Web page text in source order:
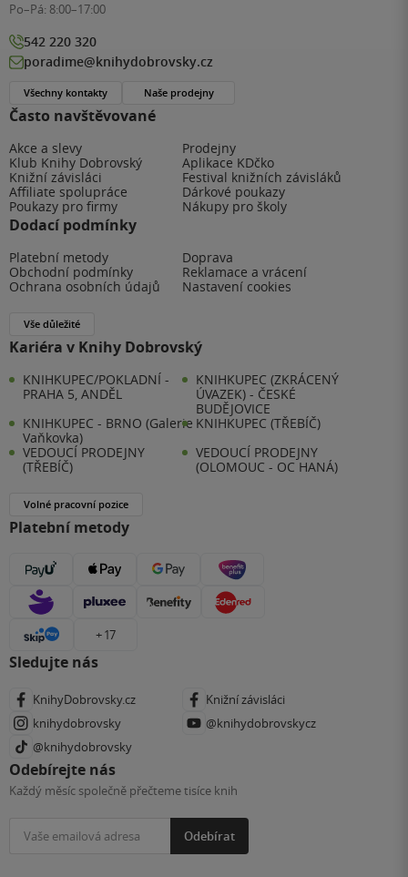
Často navštěvované
Akce a slevy
Prodejny
Klub Knihy Dobrovský
Aplikace KDčko
Knižní závisláci
Festival knižních závisláků
Affiliate spolupráce
Dárkové poukazy
Poukazy pro firmy
Nákupy pro školy
Dodací podmínky
Platební metody
Doprava
Obchodní podmínky
Reklamace a vrácení
Ochrana osobních údajů
Nastavení cookies
Vše důležité
Kariéra v Knihy Dobrovský
KNIHKUPEC/POKLADNÍ -
PRAHA 5, ANDĚL
KNIHKUPEC (ZKRÁCENÝ
ÚVAZEK) - ČESKÉ
BUDĚJOVICE
KNIHKUPEC - BRNO (Galerie
Vaňkovka)
KNIHKUPEC (TŘEBÍČ)
VEDOUCÍ PRODEJNY
(TŘEBÍČ)
VEDOUCÍ PRODEJNY
(OLOMOUC - OC HANÁ)
Volné pracovní pozice
Platební metody
+ 17
Sledujte nás
KnihyDobrovsky.cz
Knižní závisláci
knihydobrovsky
@knihydobrovskycz
@knihydobrovsky
Odebírejte nás
Každý měsíc společně přečteme tisíce knih
Odebírat
Po–Pá: 8:00–17:00
542 220 320
poradime@knihydobrovsky.cz
Všechny kontakty Naše prodejny